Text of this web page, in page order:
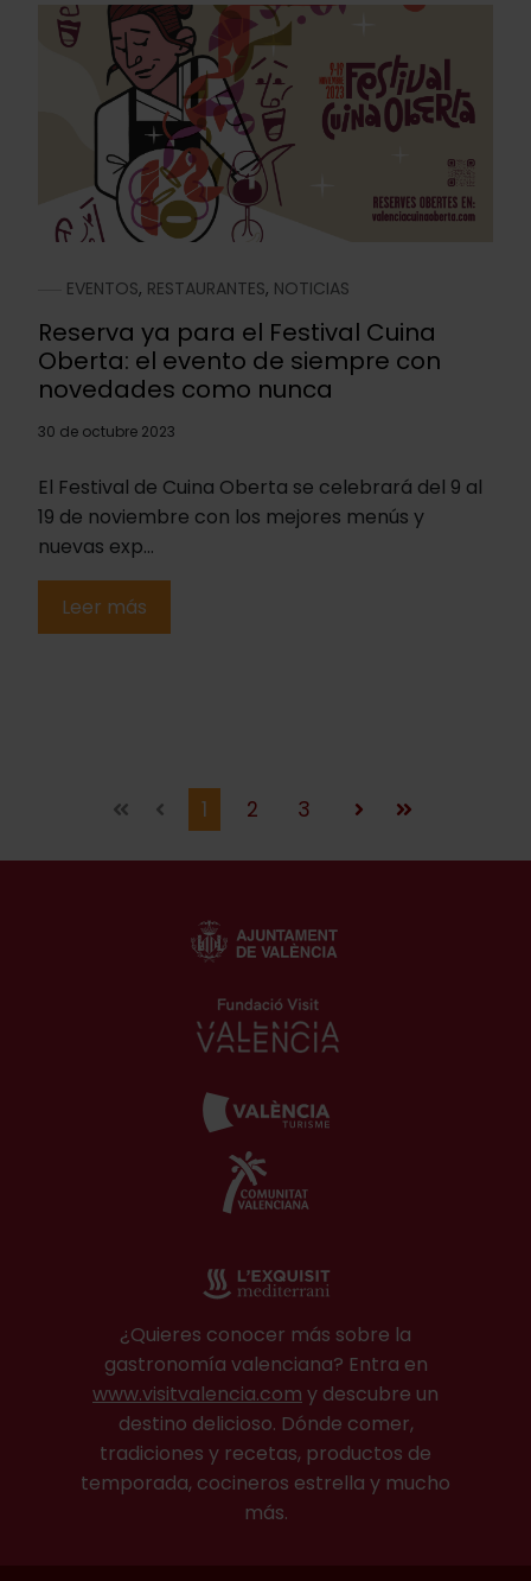
EVENTOS, RESTAURANTES, NOTICIAS
Reserva ya para el Festival Cuina
Oberta: el evento de siempre con
novedades como nunca
30 de octubre 2023
El Festival de Cuina Oberta se celebrará del 9 al
19 de noviembre con los mejores menús y
nuevas exp...
Leer más
1 2 3
¿Quieres conocer más sobre la
gastronomía valenciana? Entra en
www.visitvalencia.com y descubre un
destino delicioso. Dónde comer,
tradiciones y recetas, productos de
temporada, cocineros estrella y mucho
más.